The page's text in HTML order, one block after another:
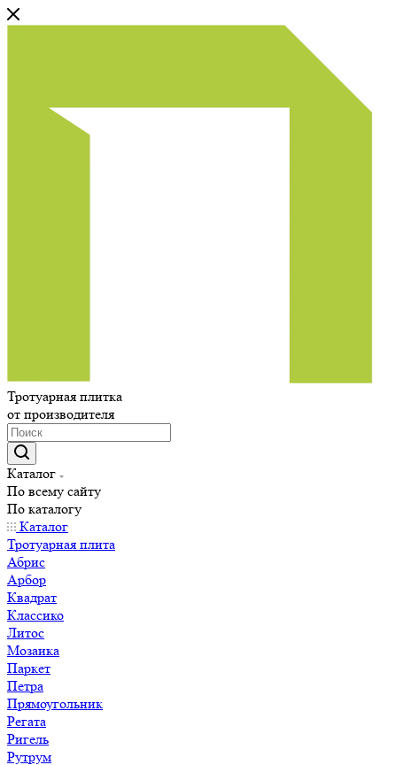
Тротуарная плитка
от производителя
Каталог
По всему сайту
По каталогу
Каталог
Тротуарная плита
Абрис
Арбор
Квадрат
Классико
Литос
Мозаика
Паркет
Петра
Прямоугольник
Регата
Ригель
Рутрум